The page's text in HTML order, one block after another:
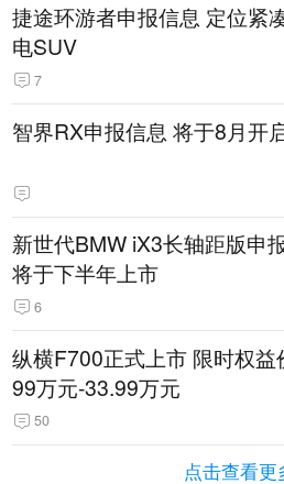
捷途环游者申报信息 定位紧
电SUV
7
智界RX申报信息 将于8月开
新世代BMW iX3长轴距版申
将于下半年上市
6
纵横F700正式上市 限时权益
99万元-33.99万元
50
点击查看更